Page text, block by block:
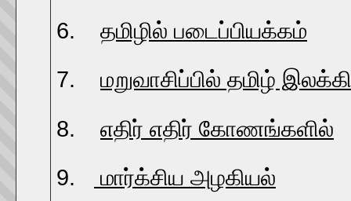
6. தமிழில் படைப்பியக்கம்
7. மறுவாசிப்பில் தமிழ்
8. எதிர் எதிர் கோணங்களில்
9.
மார்க்சிய அழகியல்